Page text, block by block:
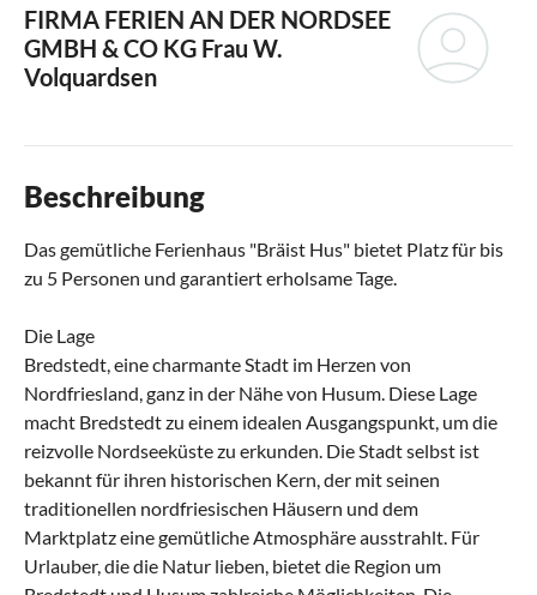
FIRMA FERIEN AN DER NORDSEE
GMBH & CO KG Frau W.
Volquardsen
Beschreibung
Das gemütliche Ferienhaus "Bräist Hus" bietet Platz für bis
zu 5 Personen und garantiert erholsame Tage.
Die Lage
Bredstedt, eine charmante Stadt im Herzen von
Nordfriesland, ganz in der Nähe von Husum. Diese Lage
macht Bredstedt zu einem idealen Ausgangspunkt, um die
reizvolle Nordseeküste zu erkunden. Die Stadt selbst ist
bekannt für ihren historischen Kern, der mit seinen
traditionellen nordfriesischen Häusern und dem
Marktplatz eine gemütliche Atmosphäre ausstrahlt. Für
Urlauber, die die Natur lieben, bietet die Region um